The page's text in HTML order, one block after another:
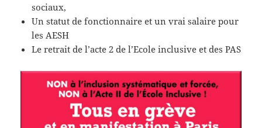
sociaux,
Un statut de fonctionnaire et un vrai salaire pour
les AESH
Le retrait de l’acte 2 de l’Ecole inclusive et des PAS